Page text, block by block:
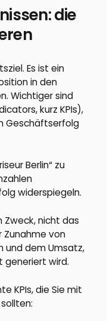
die
Es ist ein
in den
Wichtiger sind
kurz KPIs),
Geschäftserfolg
Berlin“ zu
widerspiegeln.
Zweck, nicht das
Zunahme von
und dem Umsatz,
generiert wird.
KPIs, die Sie mit